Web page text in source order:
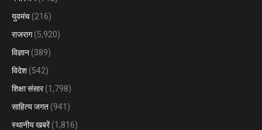
युवमंच (216)
राजराग(5,920)
विज्ञान (389)
विदेश (542)
शिक्षा संसार(1,798)
साहित्य जगत (941)
स्थानीय खबरें(1,816)